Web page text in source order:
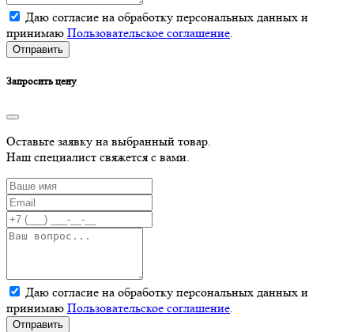
Даю согласие на обработку персональных данных и
принимаю Пользовательское соглашение
Отправить
Запросить цену
Оставьте заявку на выбранный товар.
Наш специалист свяжется с вами.
Даю согласие на обработку персональных данных и
принимаю Пользовательское соглашение.
Отправить